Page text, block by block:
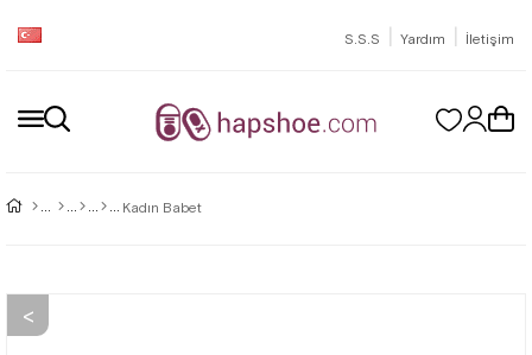
S.S.S | Yardım | İletişim
Kadın Babet